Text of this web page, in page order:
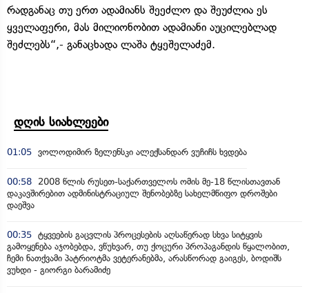
რადგანაც თუ ერთ ადამიანს შეეძლო და შეუძლია ეს
ყველაფერი, მას მილიონობით ადამიანი აუცილებლად
შეძლებს“,- განაცხადა ლაშა ტყეშელაძემ.
დღის სიახლეები
01:05 ვოლოდიმირ ზელენსკი ალექსანდარ ვუჩიჩს ხვდება
00:58
2008 წლის რუსეთ-საქართველოს ომის მე-18 წლისთავთან
დაკავშირებით ადმინისტრაციულ შენობებზე სახელმწიფო დროშები
დაეშვა
00:35 ტყვეების გაცვლის პროცესების აღსაწერად სხვა სიტყვის
გამოყენება აჯობებდა, ვწუხვარ, თუ ქოცური პროპაგანდის წყალობით,
ჩემი ნათქვამი პატრიოტმა ვეტერანებმა, არასწორად გაიგეს, ბოდიშს
ვუხდი - გიორგი ბარამიძე